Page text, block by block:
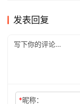
发表回复
*昵称：